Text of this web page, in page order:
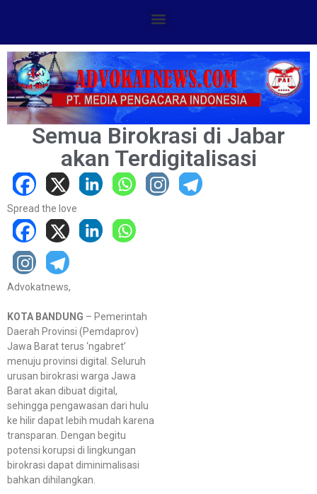
Semua Birokrasi di Jabar
akan Terdigitalisasi
Spread the love
Advokatnews,
KOTA BANDUNG – Pemerintah
Daerah Provinsi (Pemdaprov)
Jawa Barat terus ‘ngabret’
menuju provinsi digital. Seluruh
urusan birokrasi warga Jawa
Barat akan dibuat digital,
sehingga pengawasan dari hulu
ke hilir dapat lebih mudah karena
transparan. Dengan begitu
potensi korupsi di lingkungan
birokrasi dapat diminimalisasi
bahkan dihilangkan.